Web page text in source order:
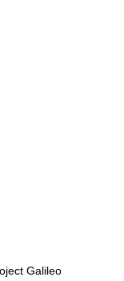
Galileo